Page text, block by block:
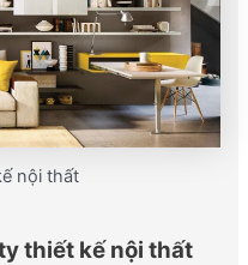
nội thất
thiết kế nội thất